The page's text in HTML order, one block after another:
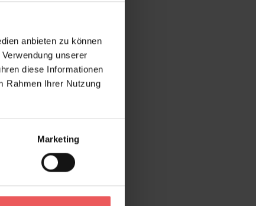
anbieten zu können
unserer
diese Informationen
Rahmen Ihrer Nutzung
Marketing